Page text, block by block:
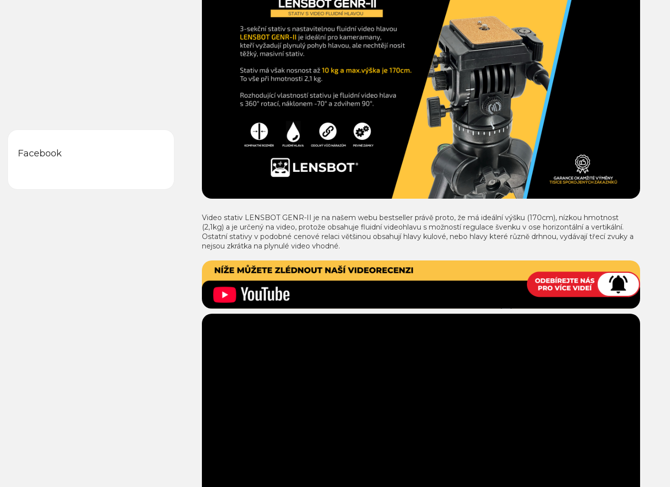
Facebook
Video stativ LENSBOT GENR-II je na našem webu bestseller právě proto, že má ideální výšku (170cm), nízkou hmotnost
(2,1kg) a je určený na video, protože obsahuje fluidní videohlavu s možností regulace švenku v ose horizontální a vertikální.
Ostatní stativy v podobné cenové relaci většinou obsahují hlavy kulové, nebo hlavy které různě drhnou, vydávají třecí zvuky a
nejsou zkrátka na plynulé video vhodné.